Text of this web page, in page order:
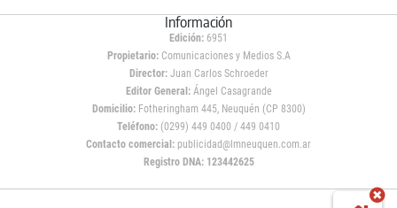
Información
Edición: 6951
Propietario:Comunicaciones y Medios S.A
Director: Juan Carlos Schroeder
Editor General:Ángel Casagrande
Domicilio:Fotheringham 445, Neuquén (CP 8300)
Teléfono: (0299) 449 0400 / 449 0410
Contacto comercial: publicidad@lmneuquen.com.ar
Registro DNA: 123442625